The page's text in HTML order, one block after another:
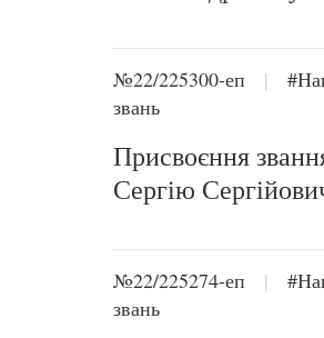
№22/225300-еп |
звань
Присвоєння
Сергію
№22/225274-еп |
звань